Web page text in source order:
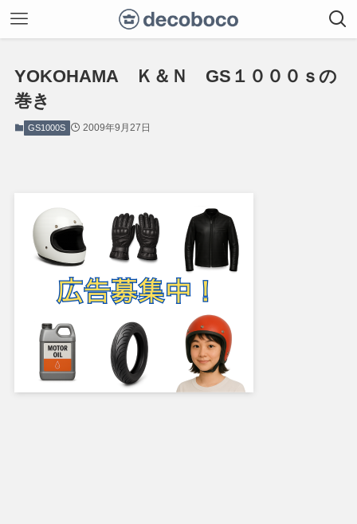
YOKOHAMA Ｋ＆Ｎ GS１０００ｓの
巻き
GS1000S 2009年9月27日